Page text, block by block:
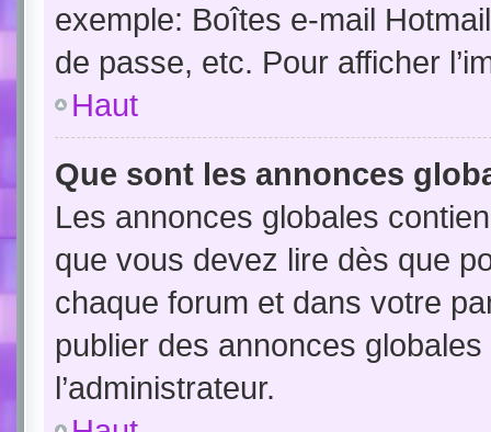
exemple: Boîtes e-mail
de passe, etc. Pour afficher
Haut
Que sont les annonces
Les annonces globales
que vous devez lire dès que
chaque forum et dans votre
publier des annonces
l’administrateur.